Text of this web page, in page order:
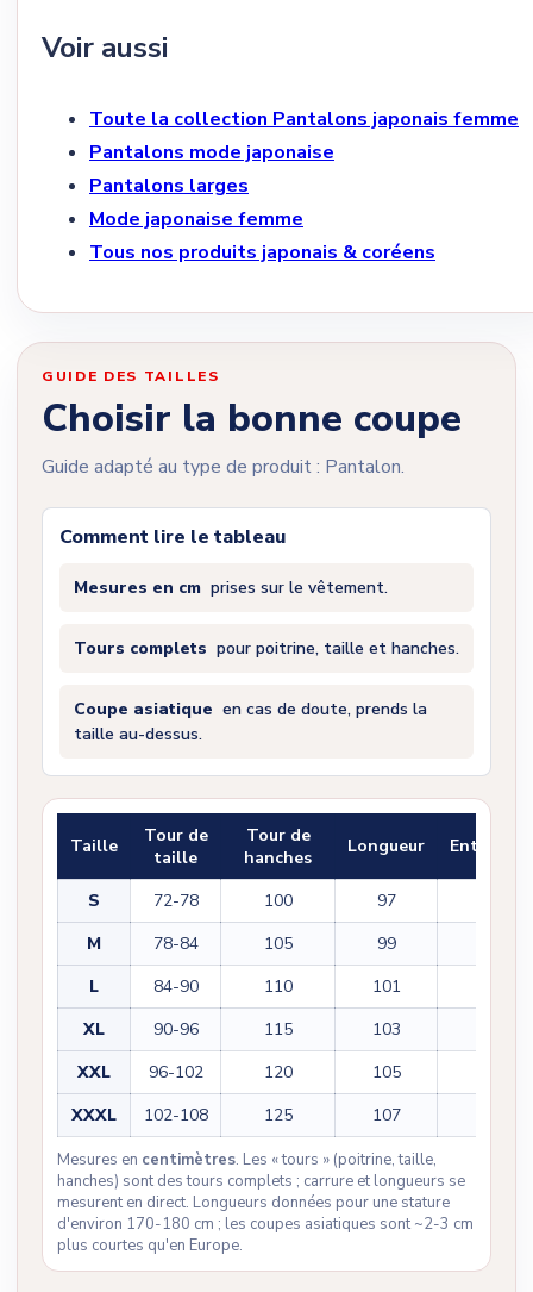
Voir aussi
Toute la collection Pantalons japonais femme
Pantalons mode japonaise
Pantalons larges
Mode japonaise femme
Tous nos produits japonais & coréens
GUIDE DES TAILLES
Choisir la bonne coupe
Guide adapté au type de produit : Pantalon.
Comment lire le tableau
Mesures en cm prises sur le vêtement.
Tours complets pour poitrine, taille et hanches.
Coupe asiatique en cas de doute, prends la
taille au-dessus.
Taille
Tour de
taille
Tour de
hanches
Longueur
S 72-78 100 97
M
78-84 105 99
L
84-90 110 101
XL
90-96 115 103
XXL
96-102 120 105
XXXL
102-108 125 107
Mesures en centimètres. Les « tours » (poitrine, taille,
hanches) sont des tours complets ; carrure et longueurs se
mesurent en direct. Longueurs données pour une stature
d'environ 170-180 cm ; les coupes asiatiques sont ~2-3 cm
plus courtes qu'en Europe.